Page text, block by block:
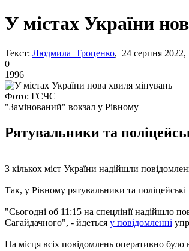
У містах України
Текст: Людмила Троценко, 24 серпня 2022,
0
1996
Фото: ГСЧС
"Замінований" вокзал у Рівному
Рятувальники та
З кількох міст України надійшли
Так, у Рівному рятувальники та
"Сьогодні об 11:15 на спецлінії надійшло
Сагайдачного", - йдеться у повідомленні
На місця всіх повідомлень оперативно було